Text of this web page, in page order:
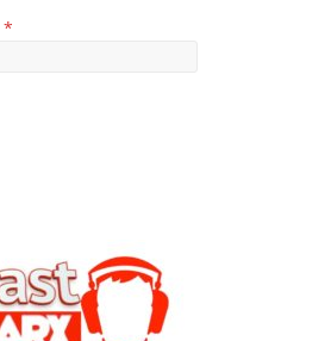
*